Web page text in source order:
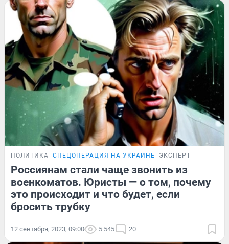
ПОЛИТИКА СПЕЦОПЕРАЦИЯ НА УКРАИНЕ ЭКСПЕРТ
Россиянам стали чаще звонить из
военкоматов. Юристы — о том, почему
это происходит и что будет, если
бросить трубку
12 сентября, 2023, 09:00 5 545 20